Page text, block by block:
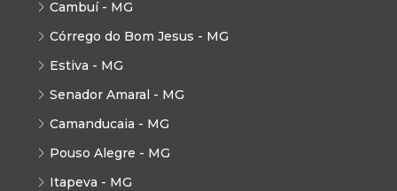
Cambuí - MG
Córrego do Bom Jesus - MG
Estiva - MG
Senador Amaral - MG
Camanducaia - MG
Pouso Alegre - MG
Itapeva - MG